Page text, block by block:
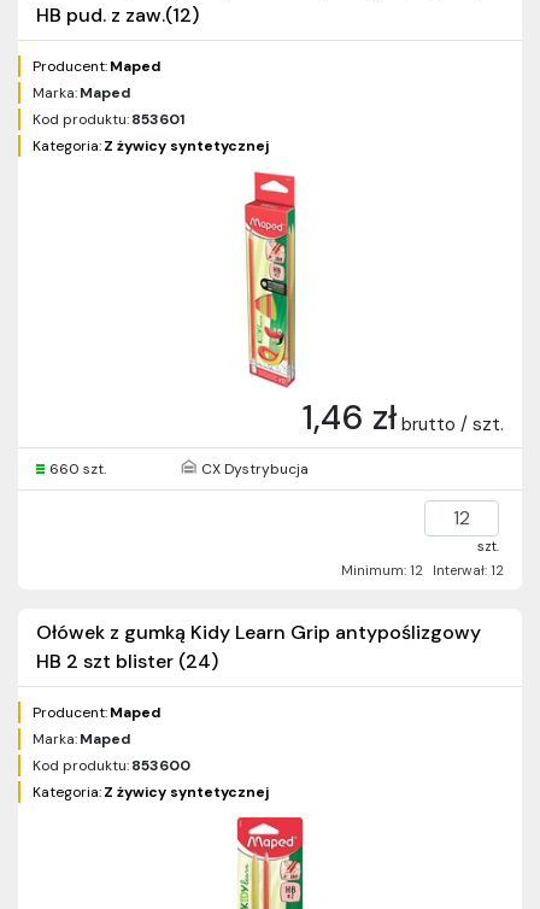
HB pud. z zaw.(12)
Producent:Maped
Marka:Maped
Kod produktu:853601
Kategoria:Z żywicy syntetycznej
1,46 zł brutto / szt.
660 szt. CX Dystrybucja
szt.
Minimum: 12
Interwał: 12
Ołówek z gumką Kidy Learn Grip antypoślizgowy
HB 2 szt blister (24)
Producent:Maped
Marka:Maped
Kod produktu:853600
Kategoria:Z żywicy syntetycznej